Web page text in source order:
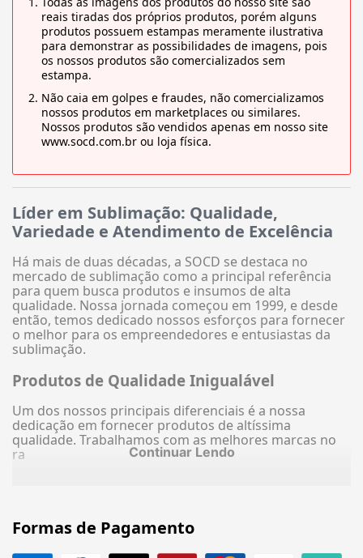
reais tiradas dos próprios produtos, porém alguns
produtos possuem estampas meramente ilustrativa
para demonstrar as possibilidades de imagens, pois
os nossos produtos são comercializados sem
estampa.
Não caia em golpes e fraudes, não comercializamos
nossos produtos em marketplaces ou similares.
Nossos produtos são vendidos apenas em nosso site
www.socd.com.br ou loja física.
Líder em Sublimação: Qualidade,
Variedade e Atendimento de Excelência
Há mais de duas décadas, a SOCD se destaca no
mercado de sublimação como a principal referência
para quem busca produtos e insumos de alta
qualidade. Nossa jornada começou em 1999, e desde
então, temos dedicado nossos esforços para fornecer
o melhor para os empreendedores e entusiastas da
sublimação.
Produtos de Qualidade Inigualável
Um dos nossos principais diferenciais é a nossa
dedicação em fornecer produtos de altíssima
qualidade. Trabalhamos com as melhores marcas no
ra
Continuar Lendo
Formas de Pagamento